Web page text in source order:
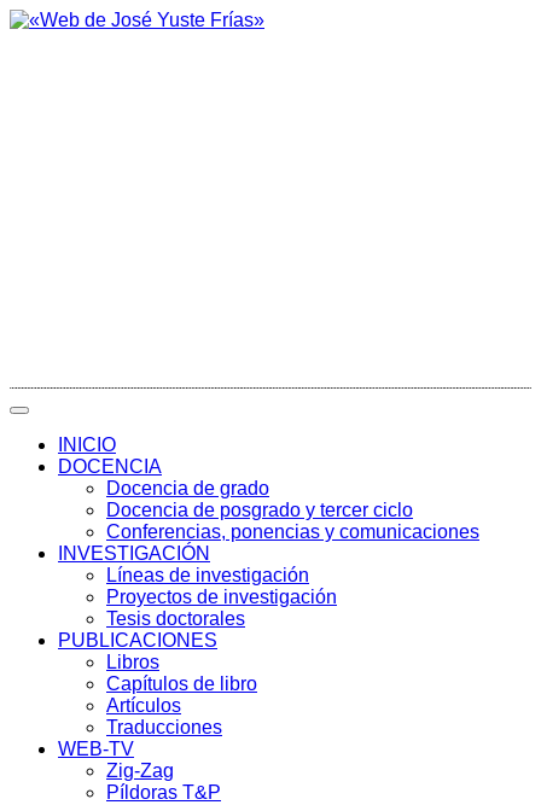
INICIO
DOCENCIA
Docencia de grado
Docencia de posgrado y tercer ciclo
Conferencias, ponencias y comunicaciones
INVESTIGACIÓN
Líneas de investigación
Proyectos de investigación
Tesis doctorales
PUBLICACIONES
Libros
Capítulos de libro
Artículos
Traducciones
WEB-TV
Zig-Zag
Píldoras T&P